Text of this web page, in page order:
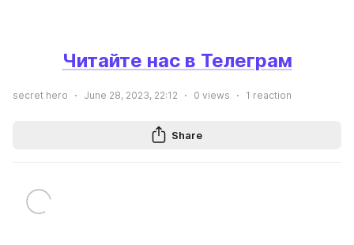
Читайте нас в Телеграм
secret hero June 28, 2023, 22:12 0 views 1 reaction
Share